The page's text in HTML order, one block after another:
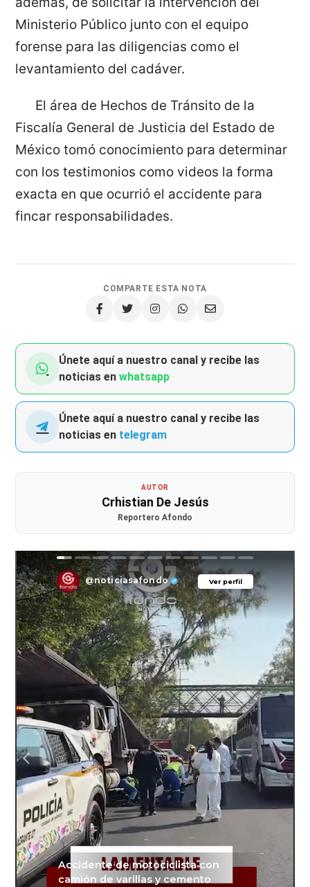
Ministerio Público junto con el equipo
forense para las diligencias como el
levantamiento del cadáver.
El área de Hechos de Tránsito de la
Fiscalía General de Justicia del Estado de
México tomó conocimiento para determinar
con los testimonios como videos la forma
exacta en que ocurrió el accidente para
fincar responsabilidades.
COMPARTE ESTA NOTA
Únete aquí a nuestro canal y recibe las
noticias enwhatsapp
Únete aquí a nuestro canal y recibe las
noticias en telegram
AUTOR
Crhistian De Jesús
Reportero Afondo
Ver perfil
@noticiasafondo Ver perfil
Accidente de motociclista con
camión de varillas y cemento